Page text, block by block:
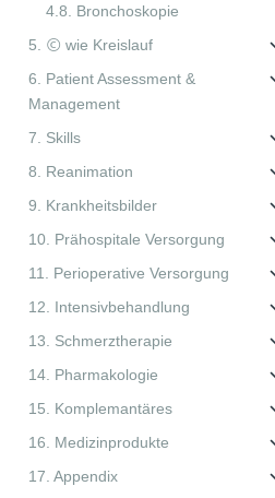
4.8. Bronchoskopie
5. Ⓒ wie Kreislauf
6. Patient Assessment &
Management
7. Skills
8. Reanimation
9. Krankheitsbilder
10. Prähospitale Versorgung
11. Perioperative Versorgung
12. Intensivbehandlung
13. Schmerztherapie
14. Pharmakologie
15. Komplemantäres
16. Medizinprodukte
17. Appendix